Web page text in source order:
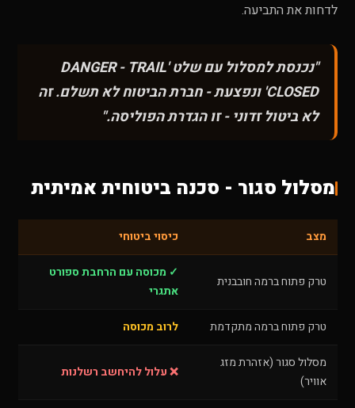
לדחות את התביעה.
"נכנסת למסלול עם שלט 'DANGER - TRAIL
CLOSED' ונפצעת - חברת הביטוח לא תשלם. זה
לא ביטול זדוני - זו הגדרת הפוליסה."
מסלול סגור - סכנה ביטוחית אמיתית
מצב כיסוי ביטוחי
טרק פתוח ברמה חובבנית
✓ מכוסה עם הרחבת ספורט
אתגרי
טרק פתוח ברמה מתקדמת לרוב מכוסה
מסלול סגור (אזהרת מזג
אוויר)
❌ עלול להיחשב רשלנות